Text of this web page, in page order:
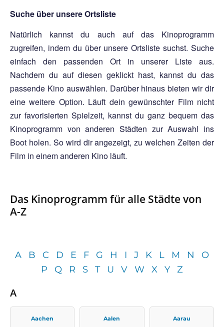
Suche über unsere Ortsliste
Natürlich kannst du auch auf das Kinoprogramm
zugreifen, indem du über unsere Ortsliste suchst. Suche
einfach den passenden Ort in unserer Liste aus.
Nachdem du auf diesen geklickt hast, kannst du das
passende Kino auswählen. Darüber hinaus bieten wir dir
eine weitere Option. Läuft dein gewünschter Film nicht
zur favorisierten Spielzeit, kannst du ganz bequem das
Kinoprogramm von anderen Städten zur Auswahl ins
Boot holen. So wird dir angezeigt, zu welchen Zeiten der
Film in einem anderen Kino läuft.
Das Kinoprogramm für alle Städte von
A-Z
A B C D E F G H I J K L M N
O
P
Q R S T U V W X Y Z
A
Aachen Aalen Aarau